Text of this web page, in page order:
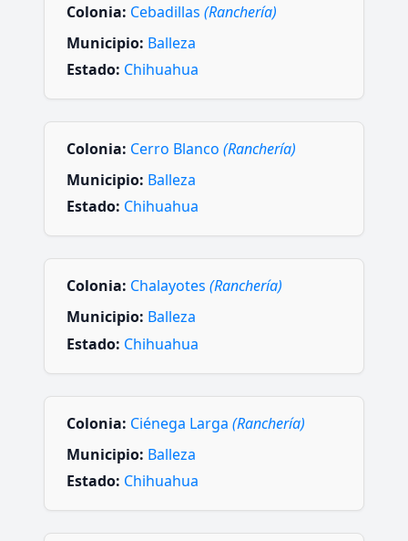
Colonia: Cebadillas (Ranchería)
Municipio: Balleza
Estado: Chihuahua
Colonia: Cerro Blanco (Ranchería)
Municipio: Balleza
Estado: Chihuahua
Colonia: Chalayotes (Ranchería)
Municipio: Balleza
Estado: Chihuahua
Colonia: Ciénega Larga (Ranchería)
Municipio: Balleza
Estado: Chihuahua